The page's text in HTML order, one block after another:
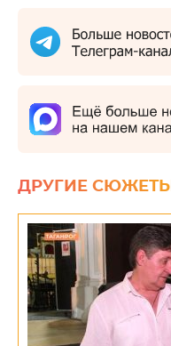
ДРУГИЕ СЮЖЕТЫ